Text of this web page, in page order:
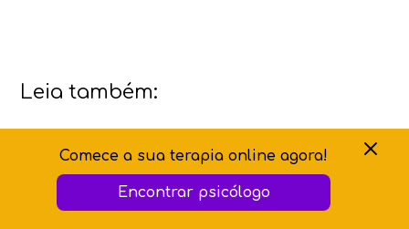
Leia também:
Comece a sua terapia online agora!
Encontrar psicólogo